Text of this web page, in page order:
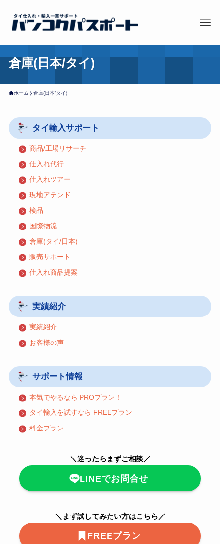
倉庫(日本/タイ)
ホーム 倉庫(日本/タイ)
タイ輸入サポート
商品/工場リサーチ
仕入れ代行
仕入れツアー
現地アテンド
検品
国際物流
倉庫(タイ/日本)
販売サポート
仕入れ商品提案
実績紹介
実績紹介
お客様の声
サポート情報
本気でやるなら PROプラン！
タイ輸入を試すなら FREEプラン
料金プラン
＼迷ったらまずご相談／
LINEでお問合せ
＼まず試してみたい方はこちら／
FREEプラン